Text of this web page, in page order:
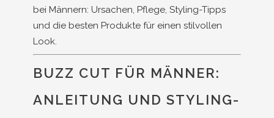
bei Männern: Ursachen, Pflege, Styling-Tipps
und die besten Produkte für einen stilvollen
Look.
BUZZ CUT FÜR MÄNNER:
ANLEITUNG UND STYLING-